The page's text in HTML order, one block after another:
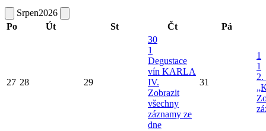
Srpen2026
Po
Út St Čt Pá
27 28 29
30
1
Degustace
vín KARLA
IV.
Zobrazit
všechny
záznamy ze
dne
31
1
1
2.